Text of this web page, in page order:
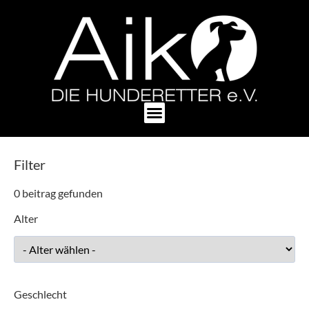
Filter
0 beitrag gefunden
Alter
Geschlecht